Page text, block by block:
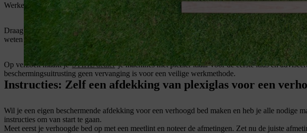
Werken met krachtige machines is leuk en doet je boven jezelf uitstijgen. Maar je moet ook
Draag bij het werken met de machines van STIHL altijd je persoonlijke veiligheidsuitrusting .
weten hoe de machine werkt en ervoor zorgen dat deze vóór elk gebruik in perfecte staat is.
Op verzoek maakt jeSTIHL dealerje machines met plezier klaar voor de eerste klus en
beschermingsuitrusting geen vervanging is voor een veilige werkmethode.
Instructies: Zelf een afdekking van plexiglas voor een
Wil je een eigen beschermende afdekking voor een verhoogd bed maken en heb je alle nodige
instructies om van start te gaan.
Meet eerst je verhoogde bed op met een meetlint en noteer de afmetingen. Zet nu de juiste